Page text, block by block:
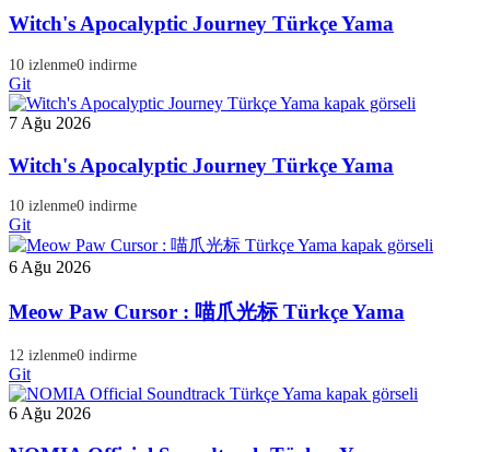
Witch's Apocalyptic Journey Türkçe Yama
10 izlenme0 indirme
Git
7 Ağu 2026
Witch's Apocalyptic Journey Türkçe Yama
10 izlenme0 indirme
Git
6 Ağu 2026
Meow Paw Cursor : 喵爪光标 Türkçe Yama
12 izlenme0 indirme
Git
6 Ağu 2026